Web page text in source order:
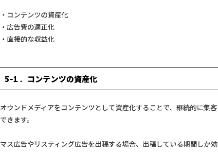
・コンテンツの資産化
・広告費の適正化
・直接的な収益化
5-1 コンテンツの資産化
オウンドメディアをコンテンツとして資産化することで、継続的に集客
できます。
マス広告やリスティング広告を出稿する場合、出稿している期間しか効